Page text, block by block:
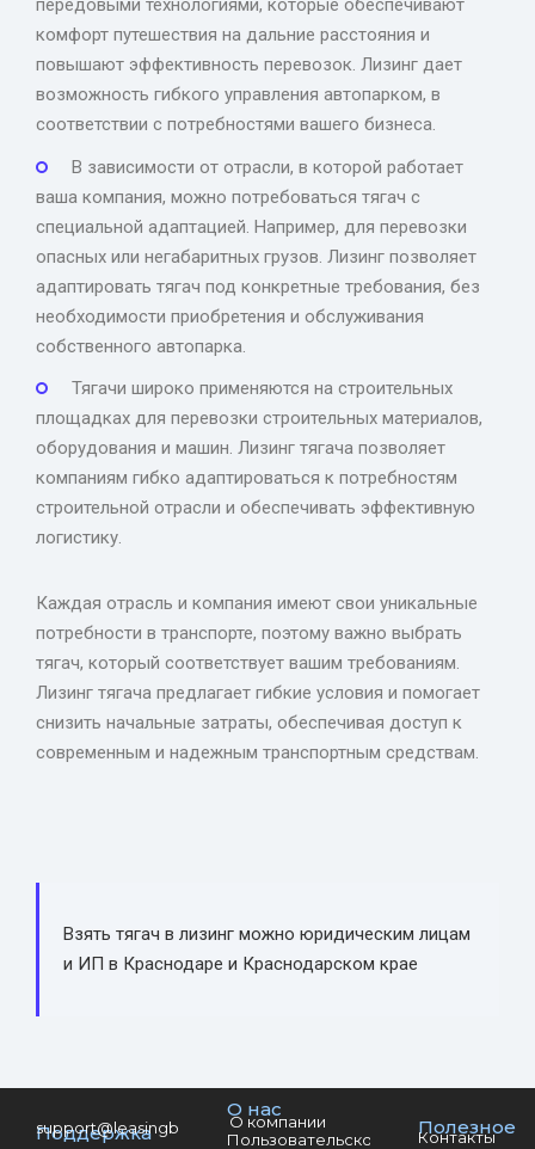
передовыми технологиями, которые обеспечивают
комфорт путешествия на дальние расстояния и
повышают эффективность перевозок. Лизинг дает
возможность гибкого управления автопарком, в
соответствии с потребностями вашего бизнеса.
В зависимости от отрасли, в которой работает
ваша компания, можно потребоваться тягач с
специальной адаптацией. Например, для перевозки
опасных или негабаритных грузов. Лизинг позволяет
адаптировать тягач под конкретные требования, без
необходимости приобретения и обслуживания
собственного автопарка.
Тягачи широко применяются на строительных
площадках для перевозки строительных материалов,
оборудования и машин. Лизинг тягача позволяет
компаниям гибко адаптироваться к потребностям
строительной отрасли и обеспечивать эффективную
логистику.
Каждая отрасль и компания имеют свои уникальные
потребности в транспорте, поэтому важно выбрать
тягач, который соответствует вашим требованиям.
Лизинг тягача предлагает гибкие условия и помогает
снизить начальные затраты, обеспечивая доступ к
современным и надежным транспортным средствам.
Взять тягач в лизинг можно юридическим лицам
и ИП в Краснодаре и Краснодарском крае
Поддержка
support@leasingber.ru
О нас
О компании
Пользовательское
Полезное
Контакты